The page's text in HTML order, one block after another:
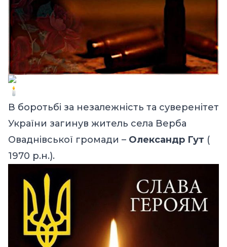
В боротьбі за незалежність та суверенітет
України загинув житель села Верба
Оваднівської громади – Олександр Гут (
1970 р.н.).